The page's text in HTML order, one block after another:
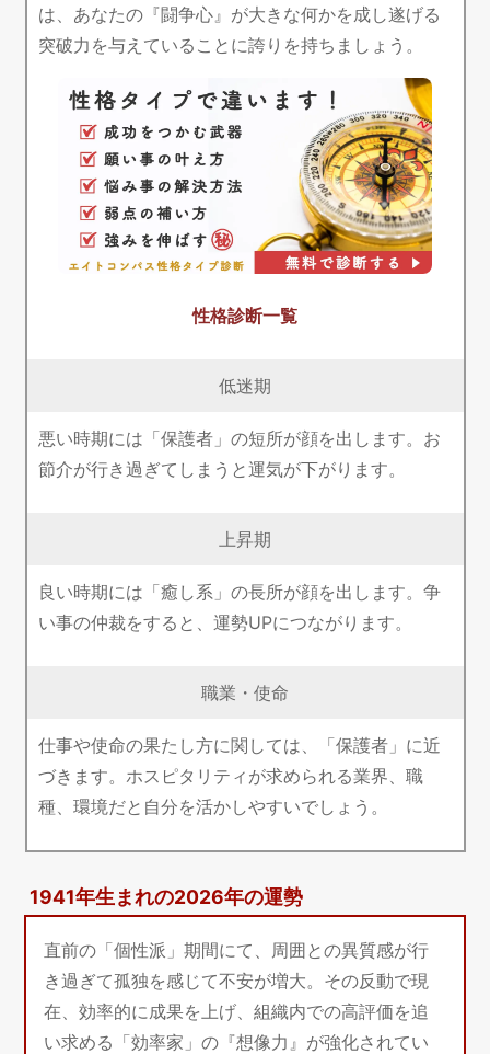
は、あなたの『闘争心』が大きな何かを成し遂げる
突破力を与えていることに誇りを持ちましょう。
性格診断一覧
低迷期
悪い時期には「保護者」の短所が顔を出します。お
節介が行き過ぎてしまうと運気が下がります。
上昇期
良い時期には「癒し系」の長所が顔を出します。争
い事の仲裁をすると、運勢UPにつながります。
職業・使命
仕事や使命の果たし方に関しては、「保護者」に近
づきます。ホスピタリティが求められる業界、職
種、環境だと自分を活かしやすいでしょう。
1941年生まれの2026年の運勢
直前の「個性派」期間にて、周囲との異質感が行
き過ぎて孤独を感じて不安が増大。その反動で現
在、効率的に成果を上げ、組織内での高評価を追
い求める「効率家」の『想像力』が強化されてい